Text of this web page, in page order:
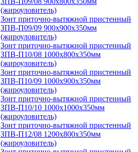
(жироуловитель)
Зонт приточно-вытяжной пристенный
ЗПВ-П09/09 900х900х350мм
(жироуловитель)
Зонт приточно-вытяжной пристенный
ЗПВ-П10/08 1000х800х350мм
(жироуловитель)
Зонт приточно-вытяжной пристенный
ЗПВ-П10/09 1000х900х350мм
(жироуловитель)
Зонт приточно-вытяжной пристенный
ЗПВ-П10/10 1000х1000х350мм
(жироуловитель)
Зонт приточно-вытяжной пристенный
ЗПВ-П12/08 1200х800х350мм
(жироуловитель)